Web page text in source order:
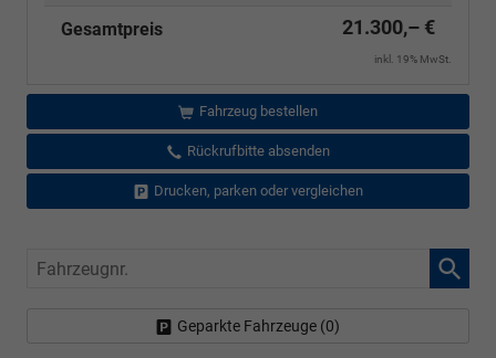
Gesamtpreis
21.300,– €
inkl. 19% MwSt.
Fahrzeug bestellen
Rückrufbitte absenden
Drucken, parken oder vergleichen
Fahrzeugnr.
Geparkte Fahrzeuge (0)